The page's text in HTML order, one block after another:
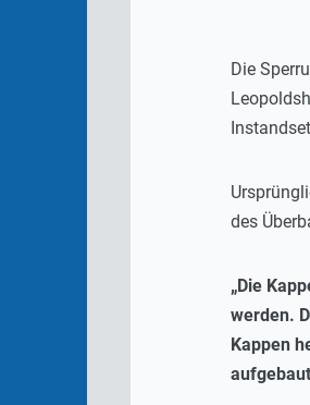
Die
des
„Die
werden.
Kappen